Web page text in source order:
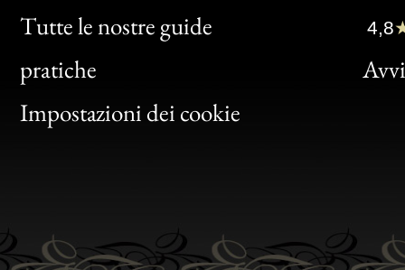
Tutte le nostre guide
pratiche
Impostazioni dei cookie
Clic
Bon
4,8